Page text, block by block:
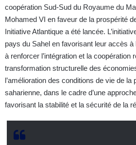
coopération Sud-Sud du Royaume du
Mohamed VI en faveur de la prospérité
Initiative Atlantique a été lancée.
pays du Sahel en favorisant leur accès à
à renforcer l’intégration et la coopération
transformation structurelle des
l’amélioration des conditions de vie de la
saharienne, dans le cadre d’une
favorisant la stabilité et la sécurité de la